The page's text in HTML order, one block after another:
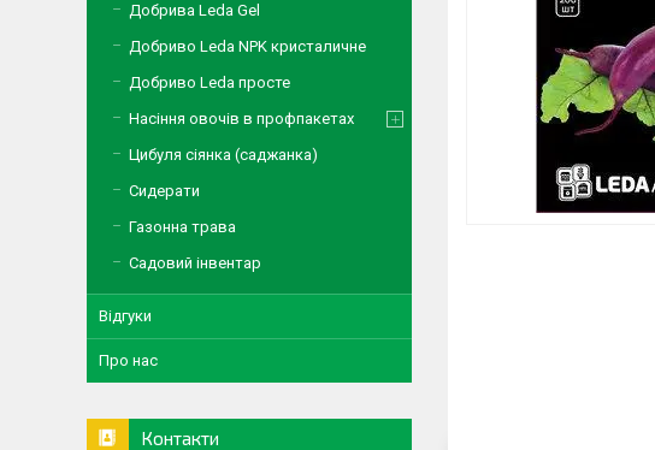
Добрива Leda Gel
Добриво Leda NPK кристаличне
Добриво Leda просте
Насіння овочів в профпакетах
Цибуля сіянка (саджанка)
Сидерати
Газонна трава
Садовий інвентар
Відгуки
Про нас
Контакти